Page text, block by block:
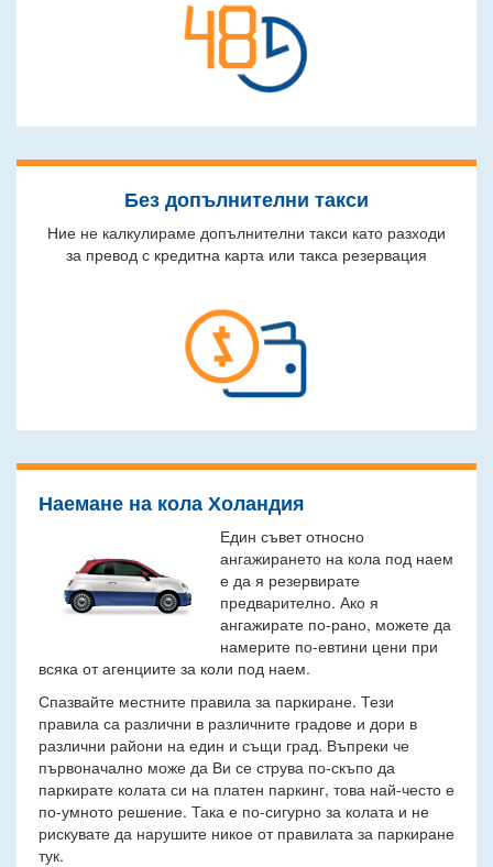
Без допълнителни такси
Ние не калкулираме допълнителни такси като разходи
за превод с кредитна карта или такса резервация
Наемане на кола Холандия
Един съвет относно
ангажирането на кола под наем
е да я резервирате
предварително. Ако я
ангажирате по-рано, можете да
намерите по-евтини цени при
всяка от агенциите за коли под наем.
Спазвайте местните правила за паркиране. Тези
правила са различни в различните градове и дори в
различни райони на един и същи град. Въпреки че
първоначално може да Ви се струва по-скъпо да
паркирате колата си на платен паркинг, това най-често е
по-умното решение. Така е по-сигурно за колата и не
рискувате да нарушите никое от правилата за паркиране
тук.